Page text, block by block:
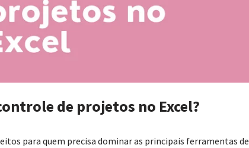
de projetos no Excel?
para quem precisa dominar as principais ferramentas de